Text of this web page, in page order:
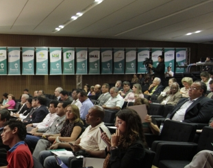
Carreira Em
23 jun, 2026
Mais De Mil
Realizados
Semestre
Comunicacao